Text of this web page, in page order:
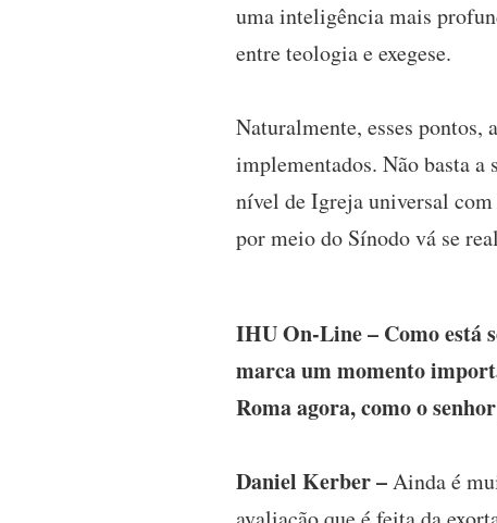
uma inteligência mais
entre teologia e exegese.
Naturalmente, esses pontos,
implementados. Não basta a
nível de Igreja universal com
por meio do Sínodo vá se
IHU On-Line – Como está
marca um momento
Roma agora, como o
Daniel Kerber –Ainda é